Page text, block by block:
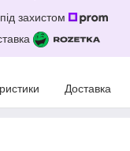
захистом
Доставка